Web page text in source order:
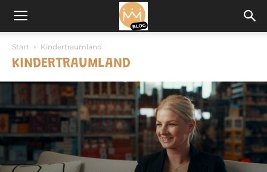
Start Kindertraumland
KINDERTRAUMLAND